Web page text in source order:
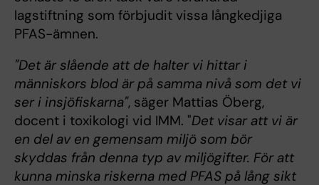
lagstiftning som förbjudit vissa långkedjiga
PFAS-ämnen.
"Det är slående att de halter vi hittar i
människors blod är på samma nivå som det vi
ser i insjöfiskarna", säger Mattias Öberg,
docent i toxikologi vid IMM. "Det visar att vi är
en del av en gemensam miljö som bör
skyddas från denna typ av miljögifter. För att
kunna minska riskerna med PFAS på lång sikt